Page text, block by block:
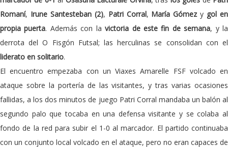
Romaní, Irune Santesteban (2), Patri Corral, María Gómezy gol en
propia puerta. Además con lavictoria de este fin de semana, y la
derrota del O Fisgón Futsal; las herculinas se consolidan con el
liderato en solitario.
El encuentro empezaba con un Viaxes Amarelle FSF volcado en
ataque sobre la portería de las visitantes, y tras varias ocasiones
fallidas, a los dos minutos de juego Patri Corral mandaba un balón al
segundo palo que tocaba en una defensa visitante y se colaba al
fondo de la red para subir el 1-0 al marcador. El partido continuaba
con un conjunto local volcado en el ataque, pero no eran capaces de